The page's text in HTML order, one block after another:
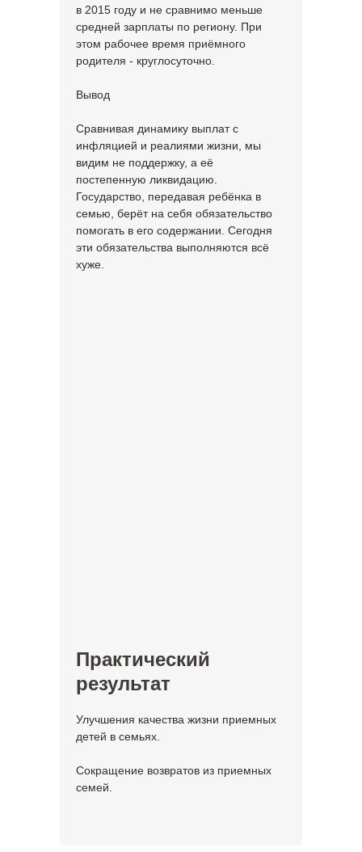
в 2015 году и не сравнимо меньше
средней зарплаты по региону. При
этом рабочее время приёмного
родителя - круглосуточно.
Вывод
Сравнивая динамику выплат с
инфляцией и реалиями жизни, мы
видим не поддержку, а её
постепенную ликвидацию.
Государство, передавая ребёнка в
семью, берёт на себя обязательство
помогать в его содержании. Сегодня
эти обязательства выполняются всё
хуже.
Практический
результат
Улучшения качества жизни приемных
детей в семьях.
Сокращение возвратов из приемных
семей.